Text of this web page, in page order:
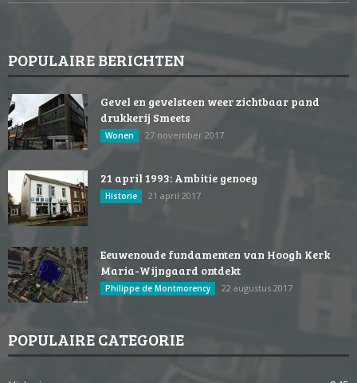
POPULAIRE BERICHTEN
Gevel en gevelsteen weer zichtbaar pand
drukkerij Smeets
Wonen 27 november 2017
21 april 1993: Ambitie genoeg
Historie 21 april 2017
Eeuwenoude fundamenten van Hoogh Kerk
Maria-Wijngaard ontdekt
Philippe de Montmorency 22 augustus 2017
POPULAIRE CATEGORIE